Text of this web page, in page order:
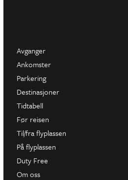
Avganger
Ankomster
Parkering
Destinasjoner
Tidtabell
Før reisen
Til/fra flyplassen
På flyplassen
Duty Free
Om oss